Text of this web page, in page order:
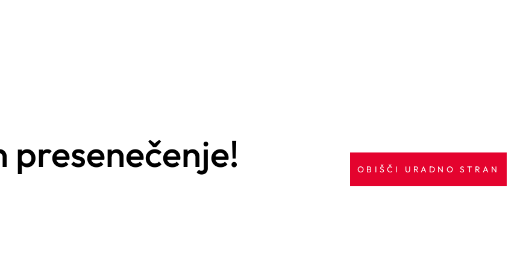
presenečenje! OBIŠČI URADNO STRAN